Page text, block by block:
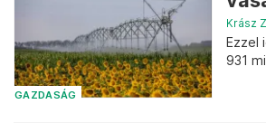
GAZDASÁG
Krász
Ezzel
931